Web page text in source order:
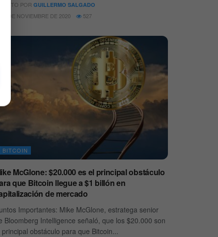
POR GUILLERMO SALGADO
17 DE NOVIEMBRE DE 2020 527
BITCOIN
McGlone: $20.000 es el principal obstáculo
que Bitcoin llegue a $1 billón en
de mercado
Importantes: Mike McGlone, estratega senior
Bloomberg Intelligence señaló, que los $20.000 son
principal obstáculo para que Bitcoin...